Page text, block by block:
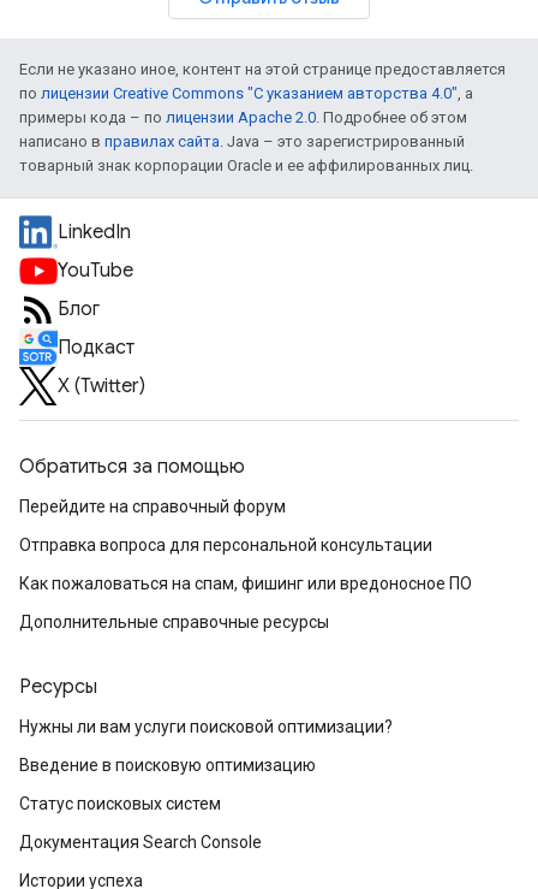
Если не указано иное, контент на этой странице предоставляется
по лицензии Creative Commons "С указанием авторства 4.0", а
примеры кода – по лицензии Apache 2.0. Подробнее об этом
написано в правилах сайта. Java – это зарегистрированный
товарный знак корпорации Oracle и ее аффилированных лиц.
LinkedIn
YouTube
Блог
Подкаст
X (Twitter)
Обратиться за помощью
Перейдите на справочный форум
Отправка вопроса для персональной консультации
Как пожаловаться на спам, фишинг или вредоносное ПО
Дополнительные справочные ресурсы
Ресурсы
Нужны ли вам услуги поисковой оптимизации?
Введение в поисковую оптимизацию
Статус поисковых систем
Документация Search Console
Истории успеха